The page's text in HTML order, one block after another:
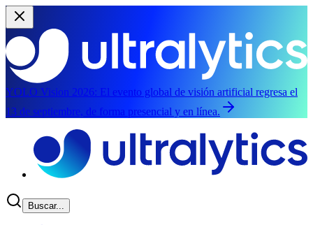
YOLO Vision 2026: El evento global de visión artificial regresa el
13 de septiembre, de forma presencial y en línea.
Buscar...